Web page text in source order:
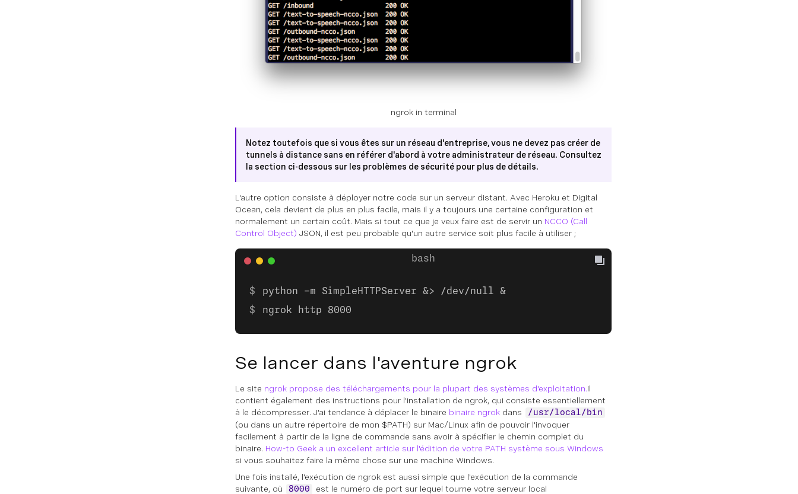
ngrok in terminal
Notez toutefois que si vous êtes sur un réseau d'entreprise, vous ne devez pas créer de
tunnels à distance sans en référer d'abord à votre administrateur de réseau. Consultez
la section ci-dessous sur les problèmes de sécurité pour plus de détails.
L'autre option consiste à déployer notre code sur un serveur distant. Avec Heroku et Digital
Ocean, cela devient de plus en plus facile, mais il y a toujours une certaine configuration et
normalement un certain coût. Mais si tout ce que je veux faire est de servir un NCCO (Call
Control Object) JSON, il est peu probable qu'un autre service soit plus facile à utiliser ;
python -m SimpleHTTPServer &> /dev/null &
ngrok http 8000
Se lancer dans l'aventure ngrok
Le site ngrok propose des téléchargements pour la plupart des systèmes d'exploitation.Il
contient également des instructions pour l'installation de ngrok, qui consiste essentiellement
à le décompresser. J'ai tendance à déplacer le binaire binaire ngrok dans /usr/local/bin
(ou dans un autre répertoire de mon $PATH) sur Mac/Linux afin de pouvoir l'invoquer
facilement à partir de la ligne de commande sans avoir à spécifier le chemin complet du
binaire. How-to Geek a un excellent article sur l'édition de votre PATH système sous Windows
si vous souhaitez faire la même chose sur une machine Windows.
Une fois installé, l'exécution de ngrok est aussi simple que l'exécution de la commande
suivante, où
8000 est le numéro de port sur lequel tourne votre serveur local